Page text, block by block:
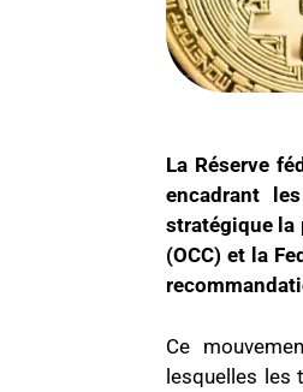
La Réserve
encadrant
stratégique la
(OCC) et la
Ce
lesquelles les